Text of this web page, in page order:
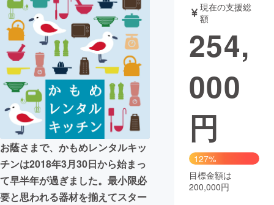
テクノロジー・ガジェット
映像・映画 書籍・雑誌
ビジネス・起業 チャレンジ
まちづくり・地域活性化
CAMPFIRE for Social Good
CAMPFIRE Creation
CAMPFIREふるさと納税machi-ya コミュニティ
お蔭さまで、かもめレンタルキッ
チンは2018年3月30日から始まっ
て早半年が過ぎました。最小限必
要と思われる器材を揃えてスター
現在の支援総
額
254,
000
円
127%
目標金額は
200,000円